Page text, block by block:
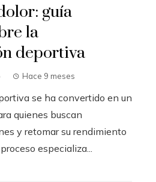
guía
la
deportiva
Hace 9 meses
se ha convertido en un
quienes buscan
y retomar su rendimiento
especializa...